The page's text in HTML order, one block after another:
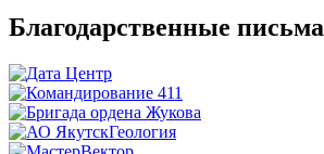
Благодарственные письма